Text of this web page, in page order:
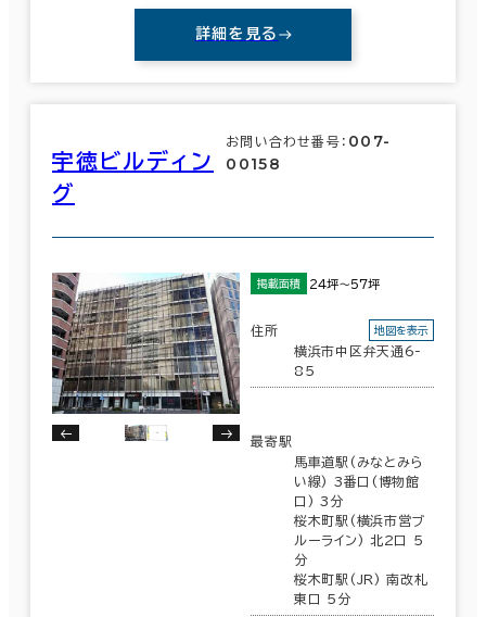
詳細を見る
宇徳ビルディン
グ
お問い合わせ番号： 007-
00158
掲載面積 24坪～57坪
住所
横浜市中区弁天通6-
85
地図を表示
最寄駅
馬車道駅(みなとみら
い線) 3番口(博物館
口) 3分
桜木町駅(横浜市営ブ
ルーライン) 北2口 5
分
桜木町駅(JR) 南改札
東口 5分